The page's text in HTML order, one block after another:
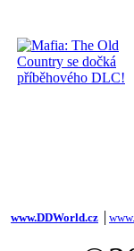
www.DDWorld.cz